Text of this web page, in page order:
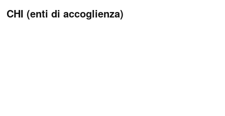
CHI (enti di accoglienza)